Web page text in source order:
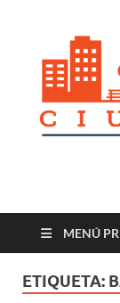
MENÚ
ETIQUETA: